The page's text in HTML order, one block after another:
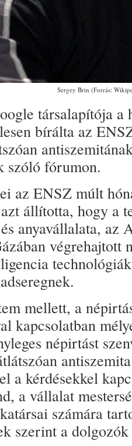
Sergey Brin (Forrás:
társalapítója a
bírálta az
szóló fórumon.
az ENSZ múlt
állította, hogy a
anyavállalata, az
végrehajtott
mellett, a
kapcsolatban
népirtást
a kérdésekkel
a vállalat
számára
szerint a